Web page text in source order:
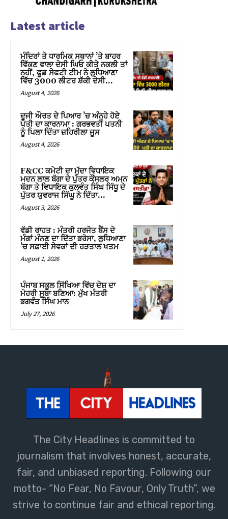
The City Headlines is committed to
journalism that involves honest, accurate,
fair, and unbiased reporting. Following our
motto- “No Fear, No Favour, Only Truth”, we
strive to continue fair and ethical reporting.